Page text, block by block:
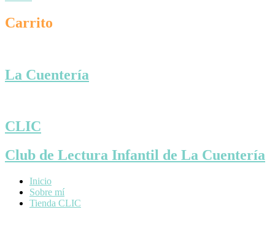
Carrito
La Cuentería
CLIC
Club de Lectura Infantil de La Cuentería
Inicio
Sobre mí
Tienda CLIC